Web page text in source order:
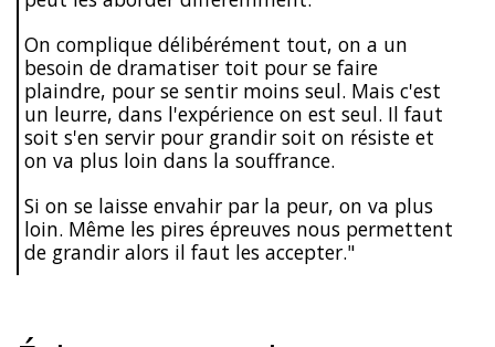
On complique délibérément tout, on a un
besoin de dramatiser toit pour se faire
plaindre, pour se sentir moins seul. Mais c'est
un leurre, dans l'expérience on est seul. Il faut
soit s'en servir pour grandir soit on résiste et
on va plus loin dans la souffrance.
Si on se laisse envahir par la peur, on va plus
loin. Même les pires épreuves nous permettent
de grandir alors il faut les accepter."